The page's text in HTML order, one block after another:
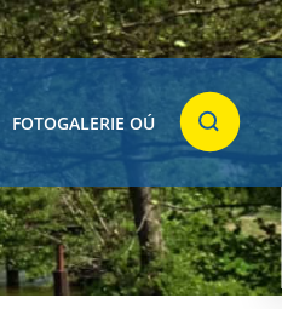
FOTOGALERIE OÚ
Hledat